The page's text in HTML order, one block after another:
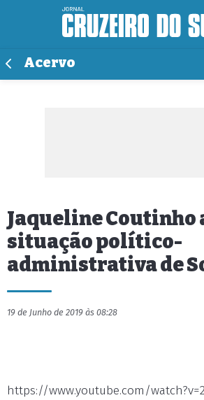
Acervo
Jaqueline Coutinho
situação político-
administrativa de
19 de Junho de 2019 às 08:28
https://www.youtube.com/